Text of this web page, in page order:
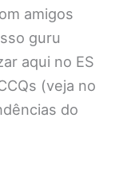
amigos
guru
aqui no ES
(veja no
do